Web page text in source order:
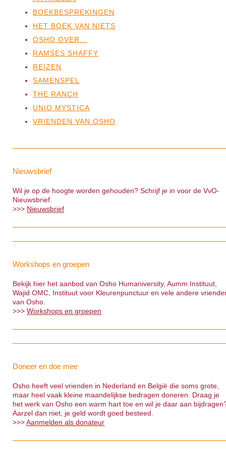
BOEKBESPREKINGEN
HET BOEK VAN NIETS
OSHO OVER…
RAMSES SHAFFY
REIZEN
SAMENSPEL
THE RANCH
UNIO MYSTICA
VRIENDEN VAN OSHO
Nieuwsbrief
Wil je op de hoogte worden gehouden? Schrijf je in voor de VvO-
Nieuwsbrief.
>>> Nieuwsbrief
Workshops en groepen
Bekijk hier het aanbod van Osho Humaniversity, Aumm Instituut,
Wajid OMC, Instituut voor Kleurenpunctuur en vele andere
van Osho.
>>>Workshops en groepen
Doneer en doe mee
Osho heeft veel vrienden in Nederland en België die soms grote,
maar heel vaak kleine maandelijkse bedragen doneren. Draag je
het werk van Osho een warm hart toe en wil je daar aan
Aarzel dan niet, je geld wordt goed besteed.
>>>Aanmelden als donateur